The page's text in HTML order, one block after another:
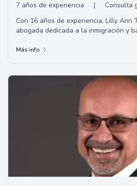
7 años de experiencia |
Consulta
Con 16 años de experiencia, Lilly Ann
abogada dedicada a la inmigración y
Más info